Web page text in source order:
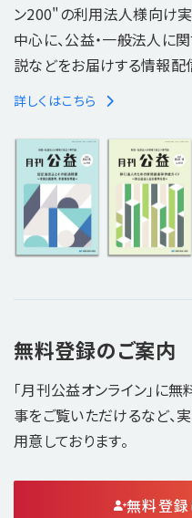
ン200"の利用法人様向け
中心に、公益・一般法人に
説などをお届けする情報配
詳しくはこちら
無料登録のご案内
「月刊公益オンライン」に
事をご覧いただけるなど、
用意しております。
無料登録